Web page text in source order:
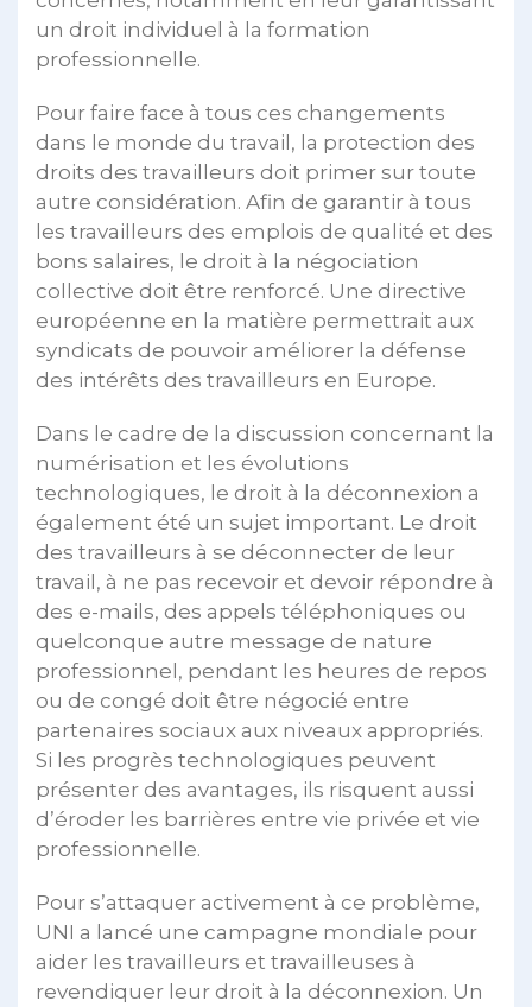
un droit individuel à la formation
professionnelle.
Pour faire face à tous ces changements
dans le monde du travail, la protection des
droits des travailleurs doit primer sur toute
autre considération. Afin de garantir à tous
les travailleurs des emplois de qualité et des
bons salaires, le droit à la négociation
collective doit être renforcé. Une directive
européenne en la matière permettrait aux
syndicats de pouvoir améliorer la défense
des intérêts des travailleurs en Europe.
Dans le cadre de la discussion concernant la
numérisation et les évolutions
technologiques, le droit à la déconnexion a
également été un sujet important. Le droit
des travailleurs à se déconnecter de leur
travail, à ne pas recevoir et devoir répondre à
des e-mails, des appels téléphoniques ou
quelconque autre message de nature
professionnel, pendant les heures de repos
ou de congé doit être négocié entre
partenaires sociaux aux niveaux appropriés.
Si les progrès technologiques peuvent
présenter des avantages, ils risquent aussi
d’éroder les barrières entre vie privée et vie
professionnelle.
Pour s’attaquer activement à ce problème,
UNI a lancé une campagne mondiale pour
aider les travailleurs et travailleuses à
revendiquer leur droit à la déconnexion. Un